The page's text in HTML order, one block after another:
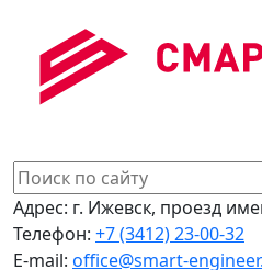
Адрес: г. Ижевск, проезд
Телефон: +7 (3412) 23-00-32
E-mail: office@smart-